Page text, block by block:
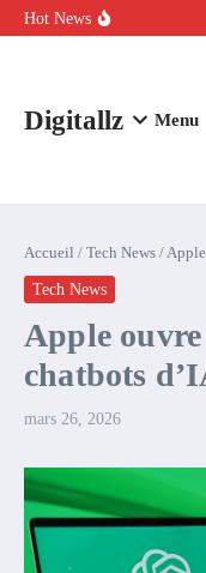
Aller au contenu
Hot News
Comment
Digitallz Menu
Accueil / Tech News /
Tech News
Apple
chatbots
mars 26, 2026